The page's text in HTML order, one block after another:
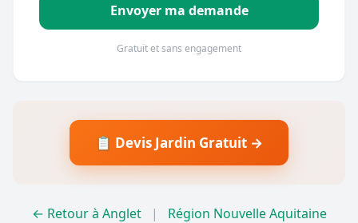
Envoyer ma demande
Gratuit et sans engagement
📋 Devis Jardin Gratuit →
← Retour à Anglet | Région Nouvelle Aquitaine